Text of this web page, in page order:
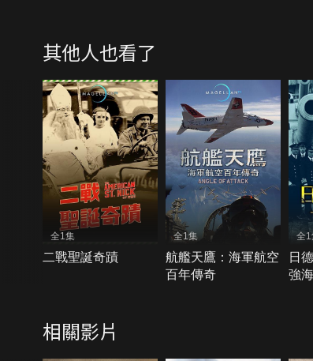
其他人也看了
全1集
二戰聖誕奇蹟
全1集
航艦天鷹：海軍航空
百年傳奇
全1
日
強
相關影片